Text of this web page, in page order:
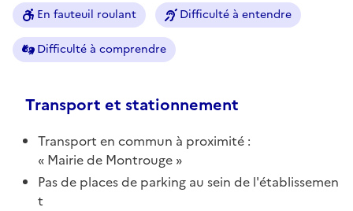
En fauteuil roulant Difficulté à entendre
Difficulté à comprendre
Transport et stationnement
Transport en commun à proximité :
Mairie de Montrouge
Pas de places de parking au sein de l'établissemen
t